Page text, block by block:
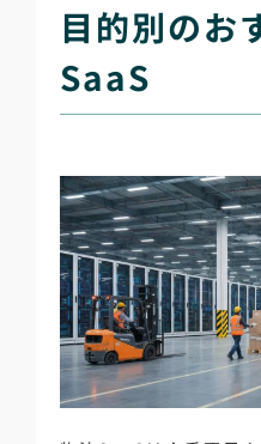
目的別のお
SaaS